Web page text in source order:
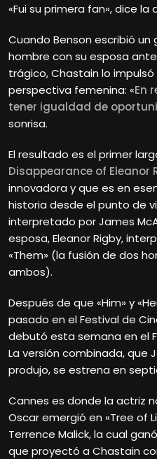
«Fui su primera fan», dice la
Cuando Benson escribió un
hombre con su esposa
trágico, Chastain lo
perspectiva femenina: «En
tener igualdad de
sonrisa.
El resultado es el primer
Disappearance of Eleanor
innovadora y que es en
historia desde el punto de
interpretado por James
esposa, Eleanor Rigby,
«Them» (la fusión de dos
ambos).
Después de que «Him» y
pasado en el Festival de
debutó esta semana en el
La versión combinada, que
produjo, se estrena en
Cannes es donde la actriz
Oscar emergió en «Tree of
Terrence Malick, la cual
que proyectó a Chastain